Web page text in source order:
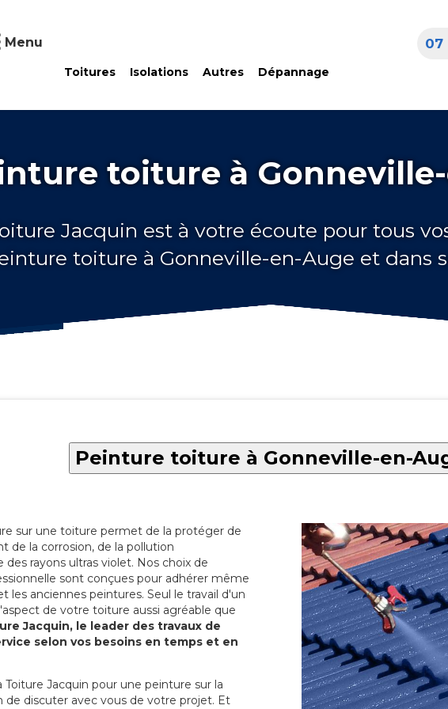
Menu
Toitures Isolations Autres Dépannage
07
toiture à
Jacquin est à votre écoute pour tous
toiture à Gonneville-en-Auge et dans
Peinture toiture à Gonneville-en-
sur une toiture permet de la protéger de
de la corrosion, de la pollution
rayons ultras violet. Nos choix de
sont conçues pour adhérer même
les anciennes peintures. Seul le travail d'un
de votre toiture aussi agréable que
Jacquin, le leader des travaux de
selon vos besoins en temps et en
Toiture Jacquin pour une peinture sur la
de discuter avec vous de votre projet. Et